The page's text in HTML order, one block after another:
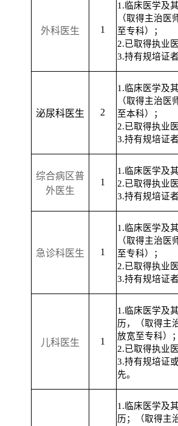
外科医生 1
1.临床医学及
（取得主治
至专科）；
2.已取得执业
3.持有规培证
泌尿科医生 2
1.临床医学及
（取得主治
至本科）；
2.已取得执业
3.持有规培证
综合病区普
外医生
1
1.临床医学及
2.已取得执业
3.持有规培证
急诊科医生 1
1.临床医学及
（取得主治
至专科）；
2.已取得执业
3.持有规培证
儿科医生 1
1.临床医学及
历 ，
（取得
放宽至专科）
2.已取得执业
3.持有规培证
先。
1.临床医学及
历；（取得主